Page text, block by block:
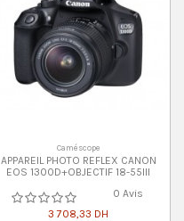
Caméscope
APPAREIL PHOTO REFLEX CANON
EOS 1300D+OBJECTIF 18-55III
0 Avis
3 708,33 DH